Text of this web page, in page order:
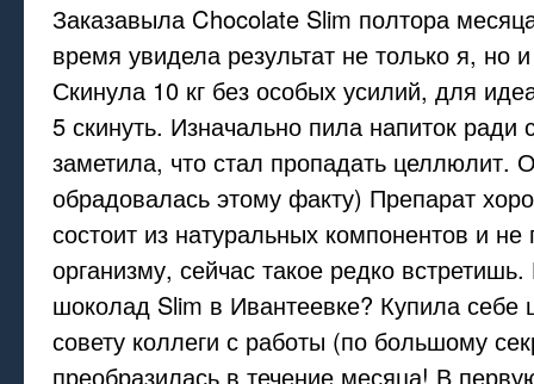
Заказавыла Chocolate Slim полтора
время увидела результат не только я, но
Скинула 10 кг без особых усилий, для
5 скинуть. Изначально пила напиток ради
заметила, что стал пропадать целлюлит.
обрадовалась этому факту) Препарат
состоит из натуральных компонентов и не
организму, сейчас такое редко встретишь.
шоколад Slim в Ивантеевке? Купила
совету коллеги с работы (по большому
преобразилась в течение месяца! В